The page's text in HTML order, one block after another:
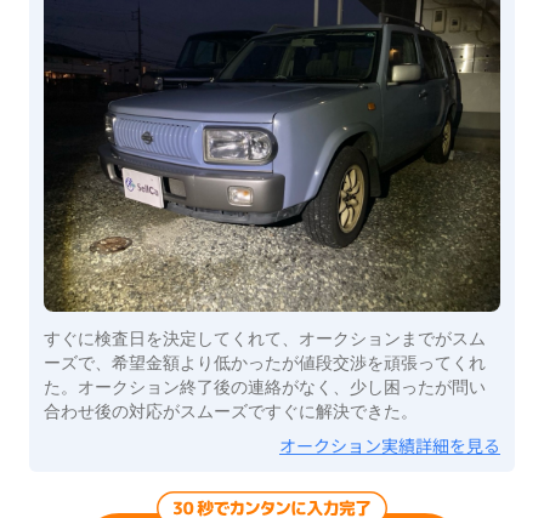
すぐに検査日を決定してくれて、オークションまでがスム
ーズで、希望金額より低かったが値段交渉を頑張ってくれ
た。オークション終了後の連絡がなく、少し困ったが問い
合わせ後の対応がスムーズですぐに解決できた。
オークション実績詳細を見る